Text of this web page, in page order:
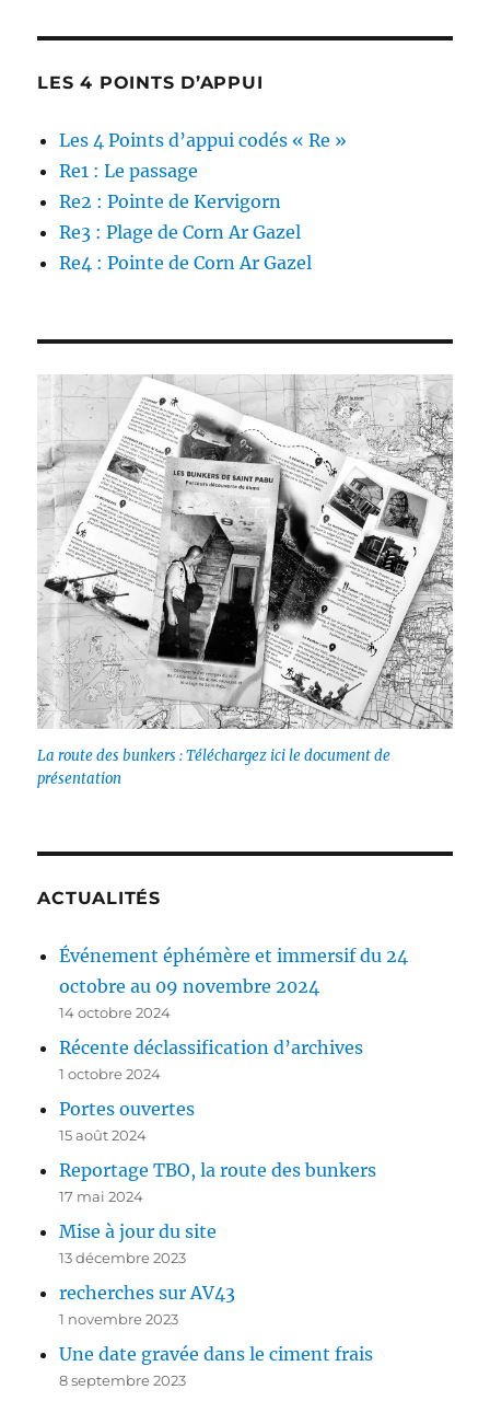
LES 4 POINTS D’APPUI
Les 4 Points d’appui codés « Re »
Re1 : Le passage
Re2 : Pointe de Kervigorn
Re3 : Plage de Corn Ar Gazel
Re4 : Pointe de Corn Ar Gazel
La route des bunkers : Téléchargez ici le document de
présentation
ACTUALITÉS
Événement éphémère et immersif du 24
octobre au 09 novembre 2024
14 octobre 2024
Récente déclassification d’archives
1 octobre 2024
Portes ouvertes
15 août 2024
Reportage TBO, la route des bunkers
17 mai 2024
Mise à jour du site
13 décembre 2023
recherches sur AV43
1 novembre 2023
Une date gravée dans le ciment frais
8 septembre 2023